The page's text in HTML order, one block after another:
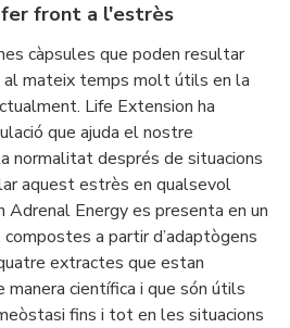
fer front a l'estrès
càpsules que poden resultar
al mateix temps molt útils en la
Life Extension ha
que ajuda el nostre
normalitat després de situacions
aquest estrès en qualsevol
Energy es presenta en un
a partir d’adaptògens
extractes que estan
científica i que són útils
fins i tot en les situacions